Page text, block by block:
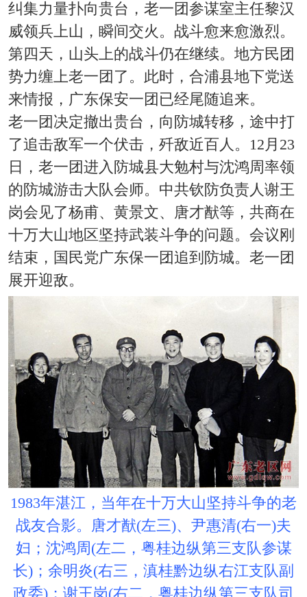
纠集力量扑向贵台，老一团参谋室主任黎汉
威领兵上山，瞬间交火。战斗愈来愈激烈。
第四天，山头上的战斗仍在继续。地方民团
势力缠上老一团了。此时，合浦县地下党送
来情报，广东保安一团已经尾随追来。
老一团决定撤出贵台，向防城转移，途中打
了追击敌军一个伏击，歼敌近百人。12月23
日，老一团进入防城县大勉村与沈鸿周率领
的防城游击大队会师。中共钦防负责人谢王
岗会见了杨甫、黄景文、唐才猷等，共商在
十万大山地区坚持武装斗争的问题。会议刚
结束，国民党广东保一团追到防城。老一团
展开迎敌。
1983年湛江，当年在十万大山坚持斗争的老
战友合影。唐才猷(左三)、尹惠清(右一)夫
妇；沈鸿周(左二，粤桂边纵第三支队参谋
长)；余明炎(右三，滇桂黔边纵右江支队副
政委)；谢王岗(右二，粤桂边纵第三支队司